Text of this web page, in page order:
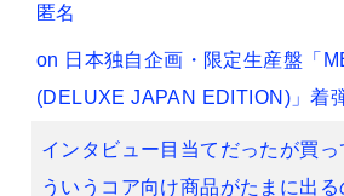
匿名
on 日本独自企画・限定生産盤「
(DELUXE JAPAN EDITION)」着
インタビュー目当てだったが買っ
ういうコア向け商品がたまに出